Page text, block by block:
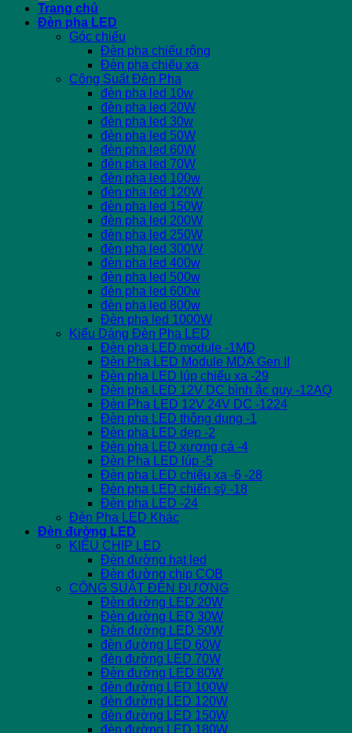
Trang chủ
Đèn pha LED
Góc chiếu
Đèn pha chiếu rộng
Đèn pha chiếu xa
Công Suất Đèn Pha
đèn pha led 10w
đèn pha led 20W
đèn pha led 30w
đèn pha led 50W
đèn pha led 60W
đèn pha led 70W
đèn pha led 100w
đèn pha led 120W
đèn pha led 150W
đèn pha led 200W
đèn pha led 250W
đèn pha led 300W
đèn pha led 400w
đèn pha led 500w
đèn pha led 600w
đèn pha led 800w
Đèn pha led 1000W
Kiểu Dáng Đèn Pha LED
Đèn pha LED module -1MD
Đèn Pha LED Module MDA Gen II
Đèn pha LED lúp chiếu xa -29
Đèn pha LED 12V DC bình ắc quy -12AQ
Đèn Pha LED 12V 24V DC -1224
Đèn pha LED thông dụng -1
Đèn pha LED dẹp -2
Đèn pha LED xương cá -4
Đèn Pha LED lúp -5
Đèn pha LED chiếu xa -6 -28
Đèn pha LED chiến sỹ -18
Đèn pha LED -24
Đèn Pha LED Khác
Đèn đường LED
KIỂU CHIP LED
Đèn đường hạt led
Đèn đường chip COB
CÔNG SUẤT ĐÈN ĐƯỜNG
Đèn đường LED 20W
Đèn đường LED 30W
Đèn đường LED 50W
đèn đường LED 60W
đèn đường LED 70W
Đèn đường LED 80W
đèn đường LED 100W
đèn đường LED 120W
đèn đường LED 150W
đèn đường LED 180W